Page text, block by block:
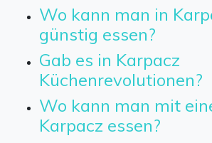
Wo kann man in
günstig essen?
Gab es in Karpacz
Küchenrevolutionen?
Wo kann man mit
Karpacz essen?